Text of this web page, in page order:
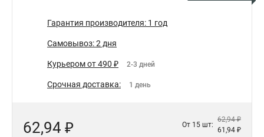
Гарантия производителя: 1 год
Самовывоз: 2 дня
Курьером от 490 ₽ 2-3 дней
Срочная доставка: 1 день
62,94 ₽ От 15 шт:
62,94 ₽
61,94 ₽